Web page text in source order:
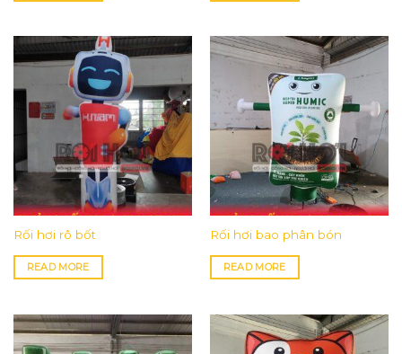
Rối hơi rô bốt
READ MORE
Rối hơi bao phân bón
READ MORE